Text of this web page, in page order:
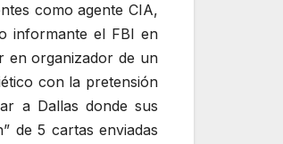
como agente CIA,
informante el FBI en
en organizador de un
con la pretensión
a Dallas donde sus
de 5 cartas enviadas